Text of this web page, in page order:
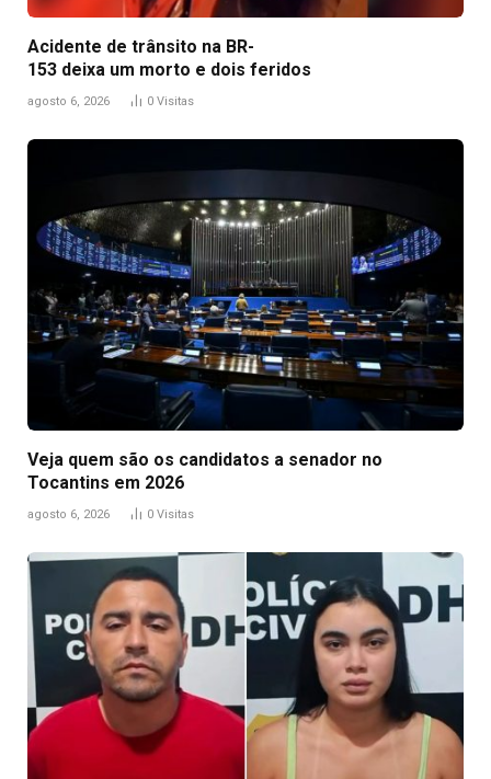
Acidente de trânsito na BR-
153 deixa um morto e dois feridos
agosto 6, 2026 0 Visitas
Veja quem são os candidatos a senador no
Tocantins em 2026
agosto 6, 2026 0 Visitas